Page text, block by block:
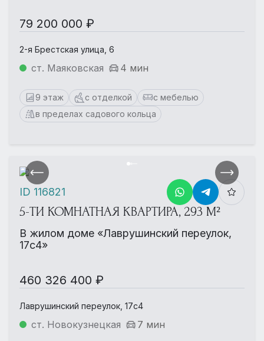
79 200 000 ₽
2-я Брестская улица, 6
ст. Маяковская 4 мин
9 этаж с отделкой
с мебелью
в пределах садового кольца
5-ТИ КОМНАТНАЯ КВАРТИРА, 293 М²
В жилом доме «Лаврушинский переулок,
17с4»
460 326 400 ₽
Лаврушинский переулок, 17с4
ст. Новокузнецкая
7 мин
ID 116821